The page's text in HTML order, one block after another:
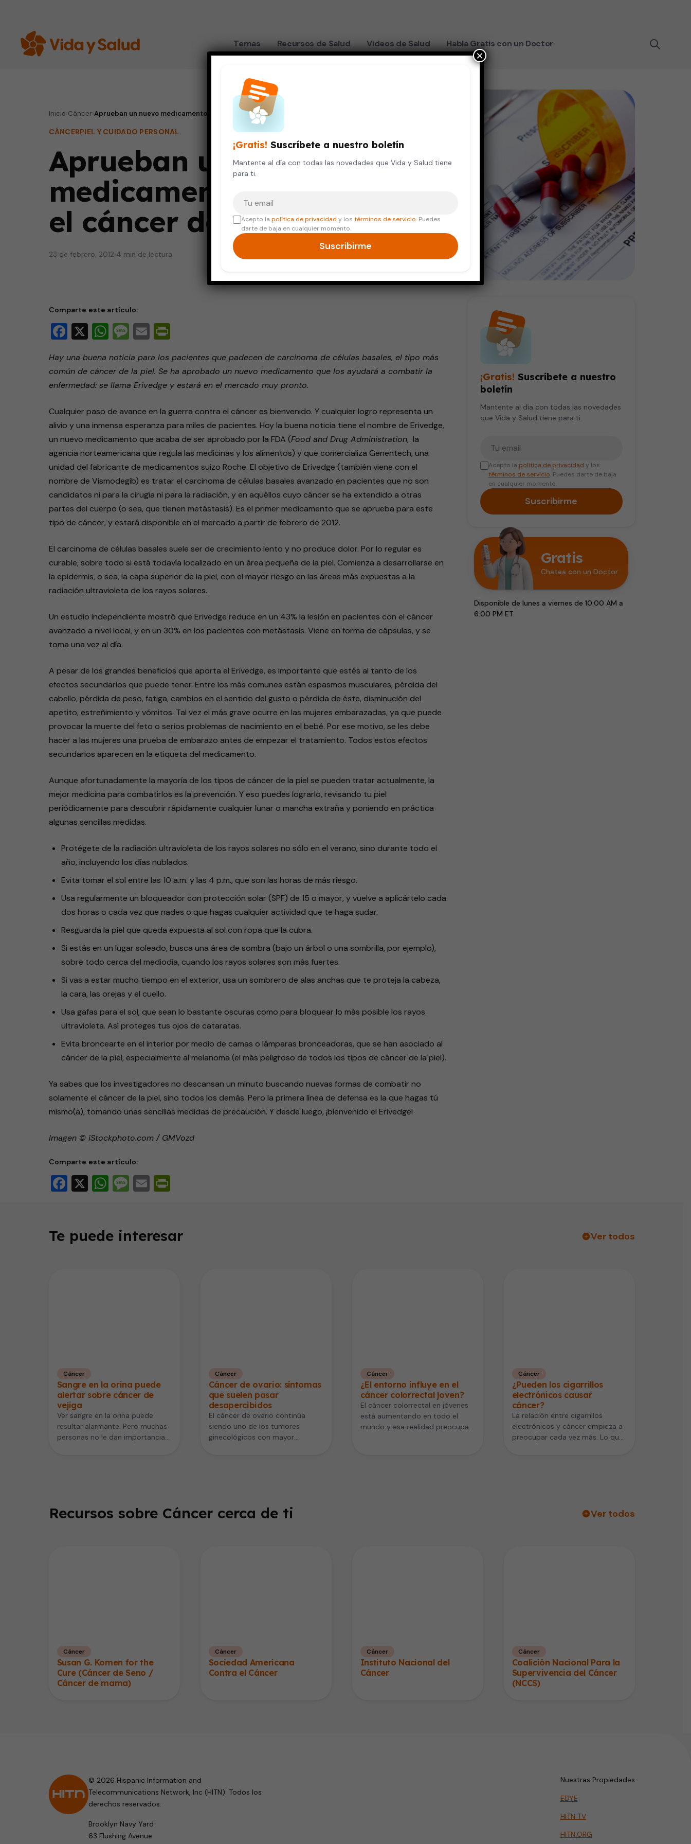
Temas Recursos de Salud Videos de Salud Habla Gratis con un Doctor
Inicio Cáncer› Aprueban un nuevo medicamento para el cáncer de la piel
CÁNCERPIEL Y CUIDADO PERSONAL
Aprueban un nuevo
medicamento para
el cáncer de la piel
23 de febrero, 2012 4 min de lectura
Comparte este artículo:
Facebook
X WhatsApp
Message
EmailPrintFriendly
Hay una buena noticia para los pacientes que padecen de carcinoma de células basales, el tipo más
común de cáncer de la piel. Se ha aprobado un nuevo medicamento que los ayudará a combatir la
enfermedad: se llama Erivedge y estará en el mercado muy pronto.
Cualquier paso de avance en la guerra contra el cáncer es bienvenido. Y cualquier logro representa un
alivio y una inmensa esperanza para miles de pacientes. Hoy la buena noticia tiene el nombre de Erivedge,
un nuevo medicamento que acaba de ser aprobado por la FDA (Food and Drug Administration, la
agencia norteamericana que regula las medicinas y los alimentos) y que comercializa Genentech, una
unidad del fabricante de medicamentos suizo Roche. El objetivo de Erivedge (también viene con el
nombre de Vismodegib) es tratar el carcinoma de células basales avanzado en pacientes que no son
candidatos ni para la cirugía ni para la radiación, y en aquéllos cuyo cáncer se ha extendido a otras
partes del cuerpo (o sea, que tienen metástasis). Es el primer medicamento que se aprueba para este
tipo de cáncer, y estará disponible en el mercado a partir de febrero de 2012.
El carcinoma de células basales suele ser de crecimiento lento y no produce dolor. Por lo regular es
curable, sobre todo si está todavía localizado en un área pequeña de la piel. Comienza a desarrollarse en
la epidermis, o sea, la capa superior de la piel, con el mayor riesgo en las áreas más expuestas a la
radiación ultravioleta de los rayos solares.
Un estudio independiente mostró que Erivedge reduce en un 43% la lesión en pacientes con el cáncer
avanzado a nivel local, y en un 30% en los pacientes con metástasis. Viene en forma de cápsulas, y se
toma una vez al día.
A pesar de los grandes beneficios que aporta el Erivedge, es importante que estés al tanto de los
efectos secundarios que puede tener. Entre los más comunes están espasmos musculares, pérdida del
cabello, pérdida de peso, fatiga, cambios en el sentido del gusto o pérdida de éste, disminución del
apetito, estreñimiento y vómitos. Tal vez el más grave ocurre en las mujeres embarazadas, ya que puede
provocar la muerte del feto o serios problemas de nacimiento en el bebé. Por ese motivo, se les debe
hacer a las mujeres una prueba de embarazo antes de empezar el tratamiento. Todos estos efectos
secundarios aparecen en la etiqueta del medicamento.
Aunque afortunadamente la mayoría de los tipos de cáncer de la piel se pueden tratar actualmente, la
mejor medicina para combatirlos es la prevención. Y eso puedes lograrlo, revisando tu piel
periódicamente para descubrir rápidamente cualquier lunar o mancha extraña y poniendo en práctica
algunas sencillas medidas.
Protégete de la radiación ultravioleta de los rayos solares no sólo en el verano, sino durante todo el
año, incluyendo los días nublados.
Evita tomar el sol entre las 10 a.m. y las 4 p.m., que son las horas de más riesgo.
Usa regularmente un bloqueador con protección solar (SPF) de 15 o mayor, y vuelve a aplicártelo cada
dos horas o cada vez que nades o que hagas cualquier actividad que te haga sudar.
Resguarda la piel que queda expuesta al sol con ropa que la cubra.
Si estás en un lugar soleado, busca una área de sombra (bajo un árbol o una sombrilla, por ejemplo),
sobre todo cerca del mediodía, cuando los rayos solares son más fuertes.
Si vas a estar mucho tiempo en el exterior, usa un sombrero de alas anchas que te proteja la cabeza,
la cara, las orejas y el cuello.
Usa gafas para el sol, que sean lo bastante oscuras como para bloquear lo más posible los rayos
ultravioleta. Así proteges tus ojos de cataratas.
Evita broncearte en el interior por medio de camas o lámparas bronceadoras, que se han asociado al
cáncer de la piel, especialmente al melanoma (el más peligroso de todos los tipos de cáncer de la piel).
Ya sabes que los investigadores no descansan un minuto buscando nuevas formas de combatir no
solamente el cáncer de la piel, sino todos los demás. Pero la primera línea de defensa es la que hagas tú
mismo(a), tomando unas sencillas medidas de precaución. Y desde luego, ¡bienvenido el Erivedge!
Imagen © iStockphoto.com / GMVozd
Comparte este artículo:
Facebook
X WhatsApp
Message
EmailPrintFriendly
¡Gratis! Suscríbete a nuestro
boletín
Mantente al día con todas las novedades
que Vida y Salud tiene para ti.
Acepto la política de privacidad y los
términos de servicio. Puedes darte de baja
en cualquier momento.
Suscribirme
Gratis
Chatea con un Doctor
Disponible de lunes a viernes de 10:00 AM a
6:00 PM ET.
Te puede interesar Ver todos
Cáncer
Sangre en la orina puede
alertar sobre cáncer de
vejiga
Ver sangre en la orina puede
resultar alarmante. Pero muchas
personas no le dan importancia
Cáncer
Cáncer de ovario: síntomas
que suelen pasar
desapercibidos
El cáncer de ovario continúa
siendo uno de los tumores
ginecológicos con mayor
Cáncer
¿El entorno influye en el
cáncer colorrectal joven?
El cáncer colorrectal en jóvenes
está aumentando en todo el
mundo y esa realidad preocupa a
Cáncer
¿Pueden los cigarrillos
electrónicos causar
cáncer?
La relación entre cigarrillos
electrónicos y cáncer empieza a
preocupar cada vez más. Lo que
Recursos sobre Cáncer cerca de ti Ver todos
Cáncer
Susan G. Komen for the
Cure (Cáncer de Seno /
Cáncer de mama)
Cáncer
Sociedad Americana
Contra el Cáncer
Cáncer
Instituto Nacional del
Cáncer
Cáncer
Coalición Nacional Para la
Supervivencia del Cáncer
(NCCS)
© 2026 Hispanic Information and
Telecommunications Network, Inc (HITN). Todos los
derechos reservados.
Brooklyn Navy Yard
63 Flushing Avenue
Nuestras Propiedades
EDYE
HITN TV
HITN.ORG
¡Gratis! Suscríbete a nuestro boletín
Mantente al día con todas las novedades que Vida y Salud tiene
para ti.
Acepto lapolítica de privacidad y lostérminos de servicio. Puedes
darte de baja en cualquier momento.
Suscribirme
×